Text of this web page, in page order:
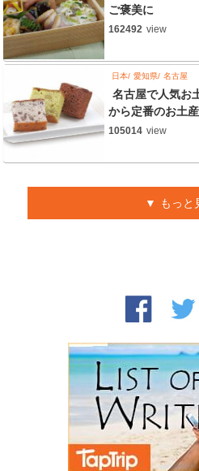
ご褒美に
162492 view
日本 愛知県 名古屋
名古屋で人気お
から定番のお土
105014 view
もっと